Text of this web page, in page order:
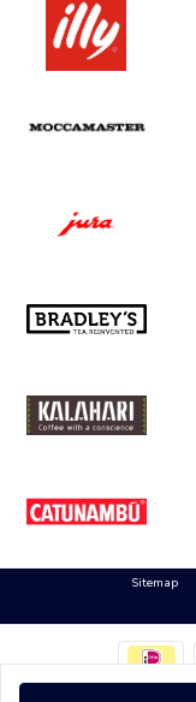
Sitemap